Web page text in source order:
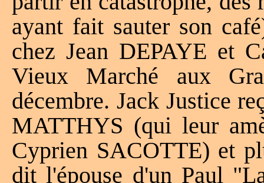
ayant fait sauter son
chez Jean DEPAYE et
Vieux Marché aux
décembre. Jack Justice
MATTHYS (qui leur
Cyprien SACOTTE) et
dit l'épouse d'un Paul